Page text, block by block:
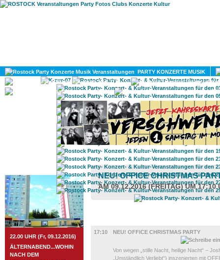
PARTY KONZERTE MUSIK
KULTUR
GAY
ROSTOCK TAGESTIPP
22.00 UHR (Fr, 09.12.2016)
ÄLTERNABEND...WOHIN
NACH DEM
NEU! OFFICE CHRISTMAS
AM 09.12.2016 (FREITAG) UM 17:10
17:10
NEU! OFFICE CHRISTMAS PARTY
Von wegen „stille Nacht, heilige Nacht“ –
„Umständlich Verliebt“) inszenierten mit